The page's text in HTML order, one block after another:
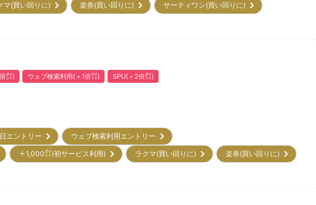
マ(買い回りに) 楽券(買い回りに)
サーティワン(買い回りに)
㌽) ウェブ検索利用(＋1倍㌽) SPU(＋2倍㌽)
エントリー
ウェブ検索利用エントリー
＋1,000㌽(初サービス利用) ラクマ(買い回りに)
楽券(買い回りに)